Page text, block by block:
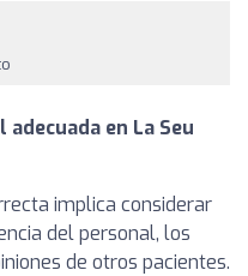
en La Seu
implica considerar
del personal, los
de otros pacientes.